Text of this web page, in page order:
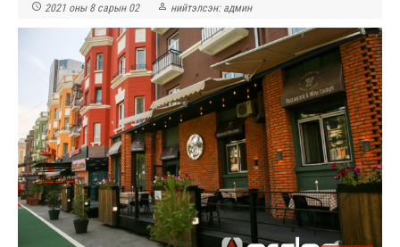
 2021 оны 8 сарын 02  нийтэлсэн: админ